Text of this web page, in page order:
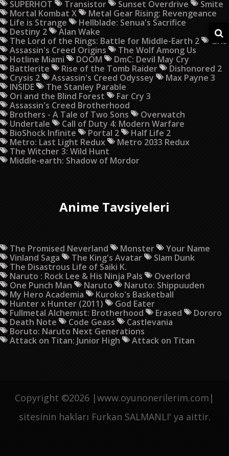
SUPERHOT
Transistor Sunset Overdrive
Smite
Mortal Kombat X
Metal Gear Rising: Revengeance
Life is Strange
Hellblade: Senua's Sacrifice
Destiny 2
Alan Wake
The Lord of the Rings: Battle for Middle-Earth 2
Gris
Assassin's Creed Origins
The Wolf Among Us
Hotline Miami
DOOM
DmC: Devil May Cry
Battlerite
Rise of the Tomb Raider
Dishonored 2
Crysis 2
Assassin's Creed Odyssey
Max Payne 3
INSIDE
The Stanley Parable
Ori and the Blind Forest
Far Cry 3
Assassin's Creed Brotherhood
Brothers - A Tale of Two Sons
Overwatch
Undertale
Call of Duty 4: Modern Warfare
BioShock Infinite
Portal 2
Half Life 2
Metro: Last Light Redux
Metro 2033 Redux
The Witcher 3: Wild Hunt
Middle-earth: Shadow of Mordor
Anime Tavsiyeleri
The Promised Neverland Monster
Your Name
Vinland Saga
The King's Avatar
Slam Dunk
The Disastrous Life of Saiki K.
Naruto : Rock Lee & His Ninja Pals
Overlord
One Punch Man
Naruto
Naruto: Shippuuden
My Hero Academia
Kuroko's Basketball
Hunter x Hunter (2011)
God Eater
Fullmetal Alchemist: Brotherhood
Erased
Dororo
Death Note
Code Geass
Castlevania
Boruto: Naruto Next Generations
Attack on Titan: Junior High
Attack on Titan
Copyright ©2026 |www.oyunonerilerim.com|
sitesinin hakları Furkan SALMANLI' ya aittir.